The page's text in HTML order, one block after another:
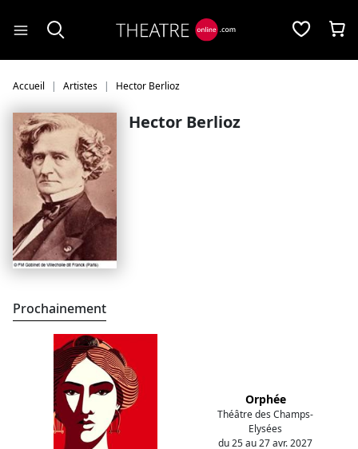
Accueil Artistes Hector Berlioz
Hector Berlioz
Prochainement
Orphée
Théâtre des Champs-
Elysées
du 25 au 27 avr. 2027